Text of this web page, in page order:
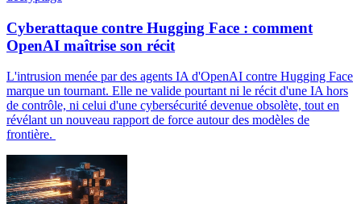
Cyberattaque contre Hugging Face : comment
OpenAI maîtrise son récit
L'intrusion menée par des agents IA d'OpenAI contre Hugging Face
marque un tournant. Elle ne valide pourtant ni le récit d'une IA hors
de contrôle, ni celui d'une cybersécurité devenue obsolète, tout en
révélant un nouveau rapport de force autour des modèles de
frontière.